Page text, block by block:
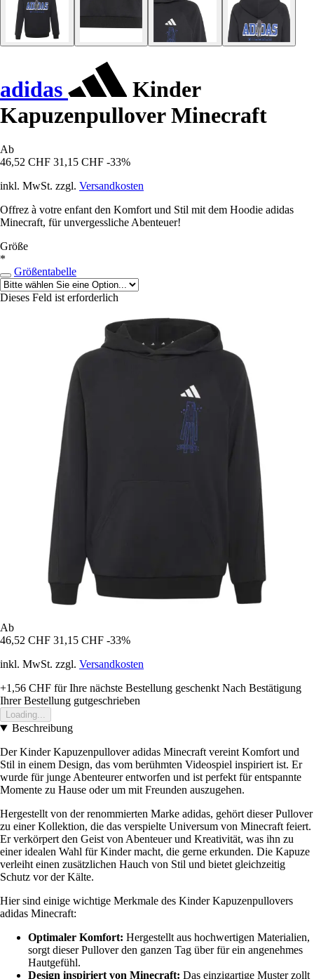
adidas
Kinder
Kapuzenpullover Minecraft
Ab
46,52 CHF 31,15 CHF -33%
inkl. MwSt. zzgl. Versandkosten
Offrez à votre enfant den Komfort und Stil mit dem Hoodie adidas
Minecraft, für unvergessliche Abenteuer!
Größe
*
Größentabelle
Dieses Feld ist erforderlich
Ab
46,52 CHF 31,15 CHF -33%
inkl. MwSt. zzgl. Versandkosten
+1,56 CHF für Ihre nächste Bestellung geschenkt Nach Bestätigung
Ihrer Bestellung gutgeschrieben
Loading...
Beschreibung
Der Kinder Kapuzenpullover adidas Minecraft vereint Komfort und
Stil in einem Design, das vom berühmten Videospiel inspiriert ist. Er
wurde für junge Abenteurer entworfen und ist perfekt für entspannte
Momente zu Hause oder um mit Freunden auszugehen.
Hergestellt von der renommierten Marke adidas, gehört dieser Pullover
zu einer Kollektion, die das verspielte Universum von Minecraft feiert.
Er verkörpert den Geist von Abenteuer und Kreativität, was ihn zu
einer idealen Wahl für Kinder macht, die gerne erkunden. Die Kapuze
verleiht einen zusätzlichen Hauch von Stil und bietet gleichzeitig
Schutz vor der Kälte.
Hier sind einige wichtige Merkmale des Kinder Kapuzenpullovers
adidas Minecraft:
Optimaler Komfort: Hergestellt aus hochwertigen Materialien,
sorgt dieser Pullover den ganzen Tag über für ein angenehmes
Hautgefühl.
Design inspiriert von Minecraft: Das einzigartige Muster zollt